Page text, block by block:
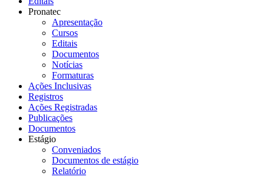
Pronatec
Apresentação
Cursos
Editais
Documentos
Notícias
Formaturas
Ações Inclusivas
Registros
Ações Registradas
Publicações
Documentos
Estágio
Conveniados
Documentos de estágio
Relatório